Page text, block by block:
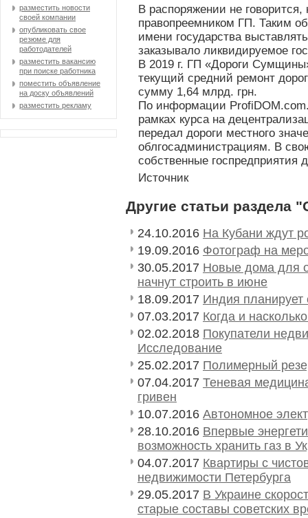
разместить новости
своей компании
опубликовать свое
резюме для
работодателей
разместить вакансию
при поиске работника
поместить объявление
на доску объявлений
разместить рекламу
В распоряжении не говорится,
правопреемником ГП. Таким
имени государства
заказывало ликвидируемое
В 2019 г. ГП «Дороги
текущий средний ремонт
сумму 1,64 млрд. грн.
По информации
рамках курса на
передал дороги местного
облгосадминистрациям. В
собственные госпредприятия
Источник
Другие статьи раздела
24.10.2016 На Кубани ждут
19.09.2016 Фотограф на
30.05.2017 Новые дома для
начнут строить в июне
18.09.2017 Индия планирует
07.03.2017 Когда и
02.02.2018 Покупатели
Исследование
25.02.2017 Полимерный
07.04.2017 Теневая
гривен
10.07.2016 Автономное
28.10.2016 Впервые
возможность хранить газ в
04.07.2017 Квартиры с
недвижимости Петербурга
29.05.2017 В Украине
старые составы советских